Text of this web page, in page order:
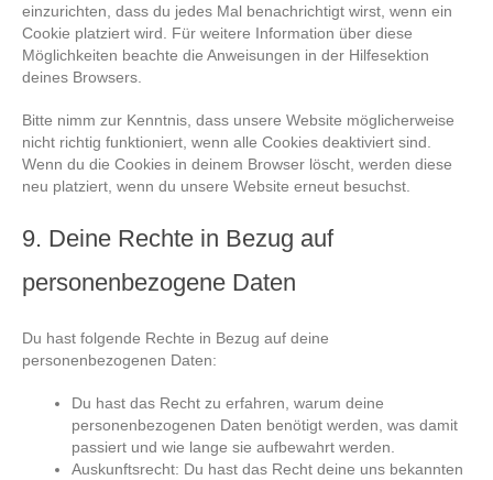
einzurichten, dass du jedes Mal benachrichtigt wirst, wenn ein
Cookie platziert wird. Für weitere Information über diese
Möglichkeiten beachte die Anweisungen in der Hilfesektion
deines Browsers.
Bitte nimm zur Kenntnis, dass unsere Website möglicherweise
nicht richtig funktioniert, wenn alle Cookies deaktiviert sind.
Wenn du die Cookies in deinem Browser löscht, werden diese
neu platziert, wenn du unsere Website erneut besuchst.
9. Deine Rechte in Bezug auf
personenbezogene Daten
Du hast folgende Rechte in Bezug auf deine
personenbezogenen Daten:
Du hast das Recht zu erfahren, warum deine
personenbezogenen Daten benötigt werden, was damit
passiert und wie lange sie aufbewahrt werden.
Auskunftsrecht: Du hast das Recht deine uns bekannten